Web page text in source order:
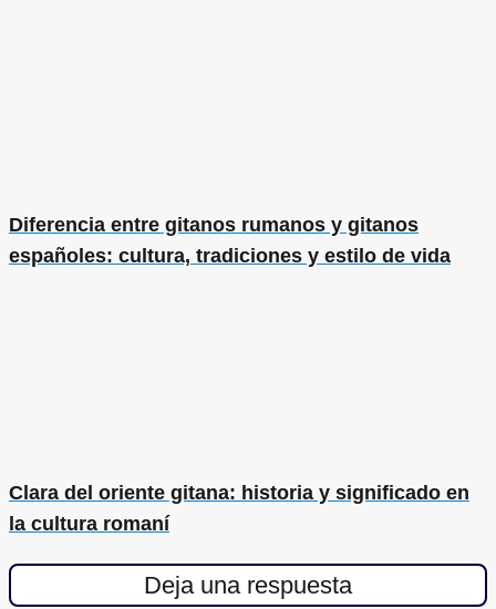
Diferencia entre gitanos rumanos y gitanos
españoles: cultura, tradiciones y estilo de vida
Clara del oriente gitana: historia y significado en
la cultura romaní
Deja una respuesta